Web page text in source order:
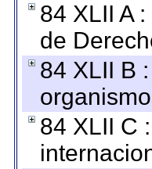
84 XLII A
de
84 XLII B
84 XLII C